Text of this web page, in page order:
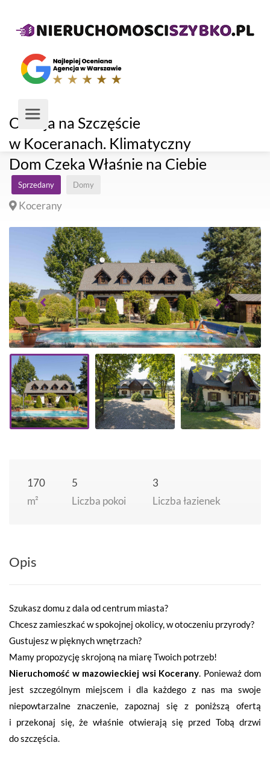
Okazja na Szczęście
w Koceranach. Klimatyczny
Dom Czeka Właśnie na Ciebie
Sprzedany Domy
Kocerany
1 200 000zł
7058,82zł / m²
Next
170
m²
5
Liczba pokoi
3
Liczba łazienek
Opis
Szukasz domu z dala od centrum miasta?
Chcesz zamieszkać w spokojnej okolicy, w otoczeniu przyrody?
Gustujesz w pięknych wnętrzach?
Mamy propozycję skrojoną na miarę Twoich potrzeb!
Nieruchomość w mazowieckiej wsi Kocerany. Ponieważ dom
jest szczególnym miejscem i dla każdego z nas ma swoje
niepowtarzalne znaczenie, zapoznaj się z poniższą ofertą
i przekonaj się, że właśnie otwierają się przed Tobą drzwi
do szczęścia.